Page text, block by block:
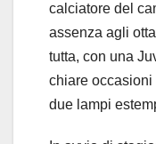
calciatore del
assenza agli
tutta, con una
chiare occasioni
due lampi